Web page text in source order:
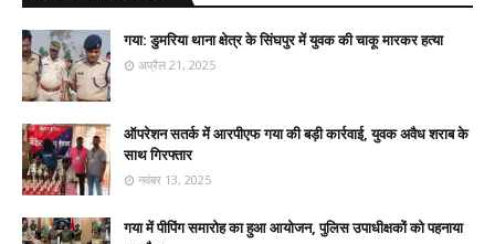
गया: डुमरिया थाना क्षेत्र के सिंघपुर में युवक की चाकू मारकर हत्या
अप्रैल 21, 2025
ऑपरेशन सतर्क में आरपीएफ गया की बड़ी कार्रवाई, युवक अवैध शराब के
साथ गिरफ्तार
नवंबर 13, 2025
गया में पीपिंग समारोह का हुआ आयोजन, पुलिस उपाधीक्षकों को पहनाया